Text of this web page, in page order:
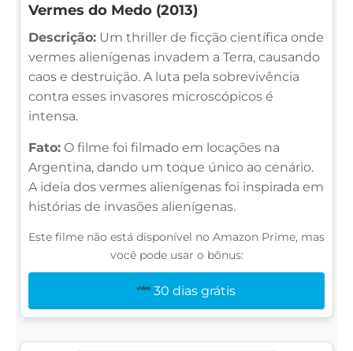
Vermes do Medo (2013)
Descrição: Um thriller de ficção científica onde
vermes alienígenas invadem a Terra, causando
caos e destruição. A luta pela sobrevivência
contra esses invasores microscópicos é
intensa.
Fato: O filme foi filmado em locações na
Argentina, dando um toque único ao cenário.
A ideia dos vermes alienígenas foi inspirada em
histórias de invasões alienígenas.
Este filme não está disponível no Amazon Prime, mas
você pode usar o bônus:
30 dias grátis